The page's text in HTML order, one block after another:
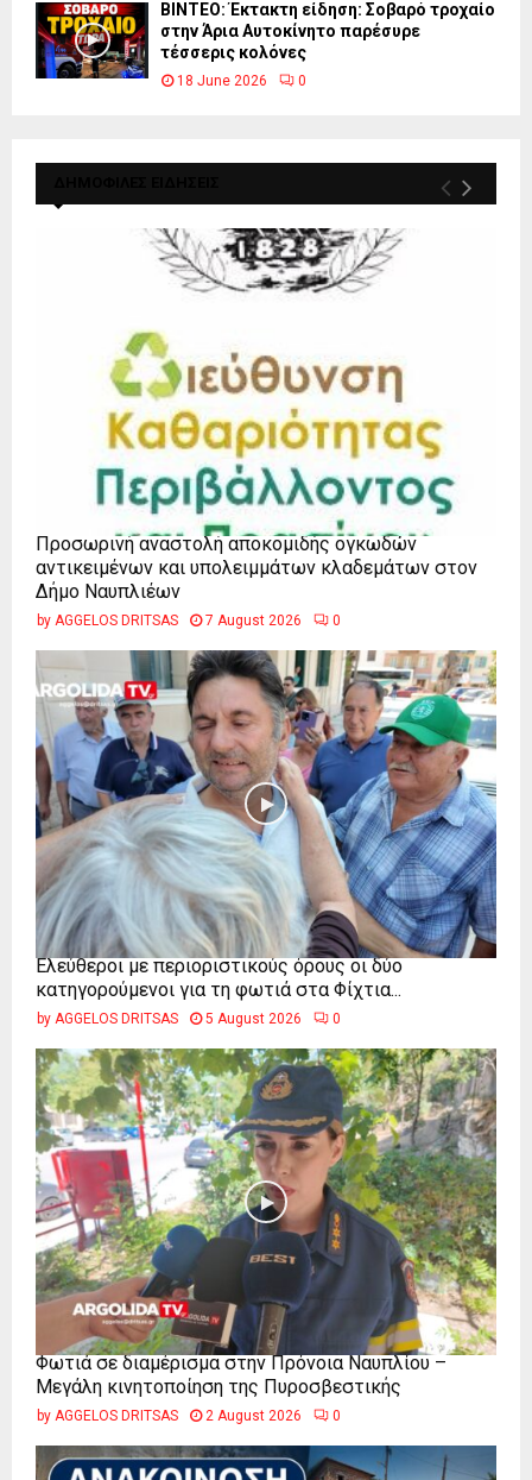
ΒΙΝΤΕΟ: Έκτακτη είδηση: Σοβαρό τροχαίο
στην Άρια Αυτοκίνητο παρέσυρε
τέσσερις κολόνες
18 June 2026 0
Προσωρινή αναστολή αποκομιδής ογκωδών
αντικειμένων και υπολειμμάτων κλαδεμάτων στον
Δήμο Ναυπλιέων
by AGGELOS DRITSAS 7 August 2026 0
Ελεύθεροι με περιοριστικούς όρους οι δύο
κατηγορούμενοι για τη φωτιά στα Φίχτια...
by AGGELOS DRITSAS 5 August 2026 0
Φωτιά σε διαμέρισμα στην Πρόνοια Ναυπλίου –
Μεγάλη κινητοποίηση της Πυροσβεστικής
by AGGELOS DRITSAS 2 August 2026 0